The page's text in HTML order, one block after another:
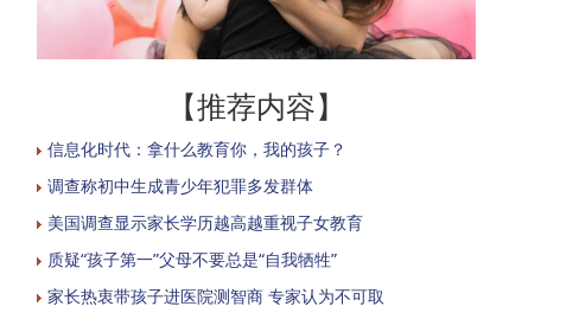
【推荐内容】
信息化时代：拿什么教育你，我的孩子？
调查称初中生成青少年犯罪多发群体
美国调查显示家长学历越高越重视子女教育
质疑“孩子第一”父母不要总是“自我牺牲”
家长热衷带孩子进医院测智商 专家认为不可取